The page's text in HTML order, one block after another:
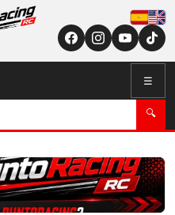
English (US /
☰
🔍